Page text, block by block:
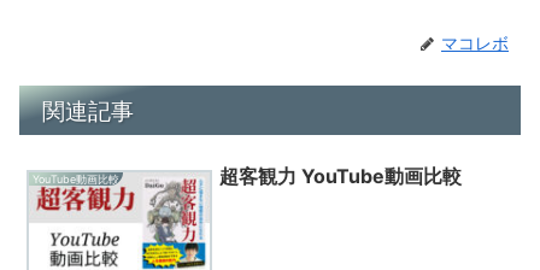
マコレボ
関連記事
YouTube動画比較 超客観力 YouTube動画比較